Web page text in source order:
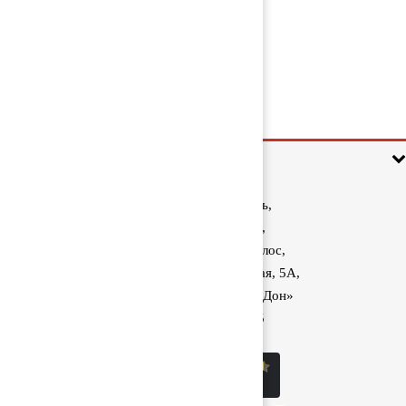
Ростовская область,
Аксайский район,
поселок Красный Колос,
улица Производственная, 5А,
1040 км трассы М-4 «Дон»
8 (800) 222-60-05